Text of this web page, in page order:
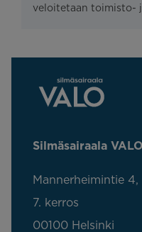
veloitetaan toimisto-
Silmäsairaala
Mannerheimintie 4,
7. kerros
00100 Helsinki